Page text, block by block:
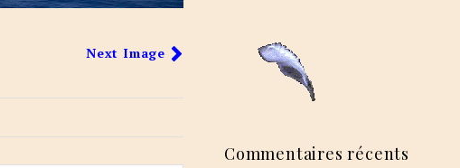
Next Image
Commentaires récents